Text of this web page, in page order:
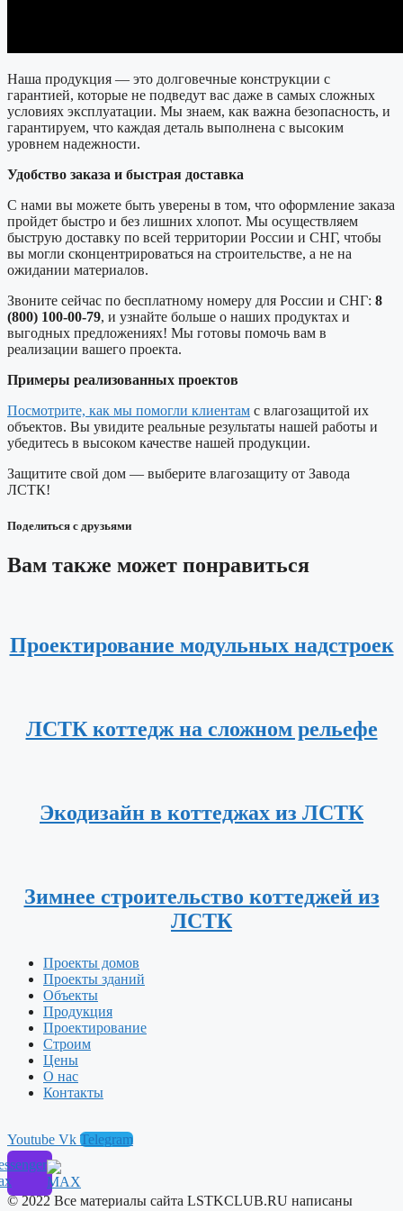
Наша продукция — это долговечные конструкции с
гарантией, которые не подведут вас даже в самых сложных
условиях эксплуатации. Мы знаем, как важна безопасность, и
гарантируем, что каждая деталь выполнена с высоким
уровнем надежности.
Удобство заказа и быстрая доставка
С нами вы можете быть уверены в том, что оформление заказа
пройдет быстро и без лишних хлопот. Мы осуществляем
быструю доставку по всей территории России и СНГ, чтобы
вы могли сконцентрироваться на строительстве, а не на
ожидании материалов.
Звоните сейчас по бесплатному номеру для России и СНГ: 8
(800) 100-00-79, и узнайте больше о наших продуктах и
выгодных предложениях! Мы готовы помочь вам в
реализации вашего проекта.
Примеры реализованных проектов
Посмотрите, как мы помогли клиентам с влагозащитой их
объектов. Вы увидите реальные результаты нашей работы и
убедитесь в высоком качестве нашей продукции.
Защитите свой дом — выберите влагозащиту от Завода
ЛСТК!
Поделиться с друзьями
Вам также может понравиться
Проектирование модульных надстроек
ЛСТК коттедж на сложном рельефе
Экодизайн в коттеджах из ЛСТК
Зимнее строительство коттеджей из
ЛСТК
Проекты домов
Проекты зданий
Объекты
Продукция
Проектирование
Строим
Цены
О нас
Контакты
Youtube Vk Telegram
© 2022 Все материалы сайта LSTKCLUB.RU написаны